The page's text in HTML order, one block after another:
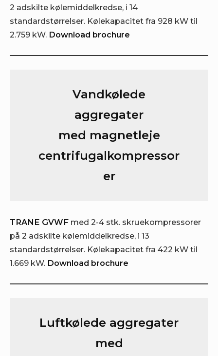
2 adskilte kølemiddelkredse, i 14
standardstørrelser. Kølekapacitet fra 928 kW til
2.759 kW. Download brochure
Vandkølede
aggregater
med magnetleje
centrifugalkompressor
er
TRANE GVWF med 2-4 stk. skruekompressorer
på 2 adskilte kølemiddelkredse, i 13
standardstørrelser. Kølekapacitet fra 422 kW til
1.669 kW. Download brochure
Luftkølede aggregater
med